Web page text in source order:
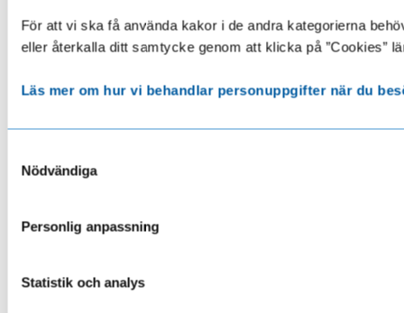
För att vi ska få använda kakor i de andra kategorierna
eller återkalla ditt samtycke genom att klicka på ”Cookies”
Läs mer om hur vi behandlar personuppgifter när du
Nödvändiga
Personlig anpassning
Statistik och analys